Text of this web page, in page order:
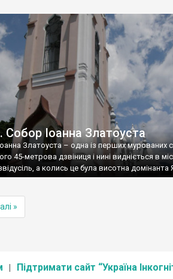
Собор Іоанна Златоуста
Златоуста – одна із перших мурованих
45-метрова дзвіниця і нині видніється в
а колись це була висотна домінанта
»
Підтримати сайт “Україна